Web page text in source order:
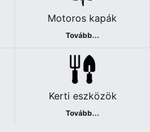
Motoros kapák
Tovább...
Kerti eszközök
Tovább...